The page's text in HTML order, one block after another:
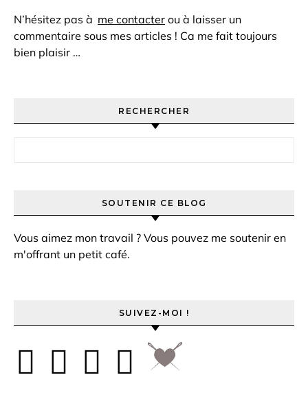
N’hésitez pas à me contacter ou à laisser un
commentaire sous mes articles ! Ca me fait toujours
bien plaisir …
RECHERCHER
SOUTENIR CE BLOG
Vous aimez mon travail ? Vous pouvez me soutenir en
m'offrant un petit café.
SUIVEZ-MOI !